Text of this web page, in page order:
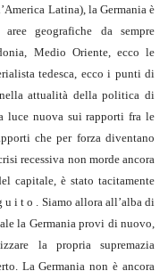
Latina), la Germania è
geografiche da sempre
Medio Oriente, ecco le
tedesca, ecco i punti di
attualità della politica di
luce nuova sui rapporti fra le
che per forza diventano
recessiva non morde ancora
capitale, è stato tacitamente
u i t o . Siamo allora all’alba di
la Germania provi di nuovo,
la propria supremazia
La Germania non è ancora